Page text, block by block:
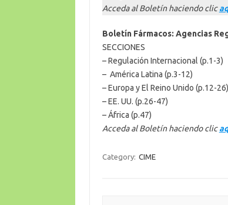
Acceda al Boletín haciendo clic
Boletín Fármacos: Agencias
SECCIONES
– Regulación Internacional (p.1-3)
– América Latina (p.3-12)
– Europa y El Reino Unido (p.12-26)
– EE. UU. (p.26-47)
– África (p.47)
Acceda al Boletín haciendo clic
Category: CIME